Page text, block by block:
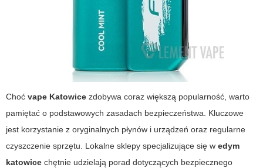
Choć vape Katowice zdobywa coraz większą popularność, warto
pamiętać o podstawowych zasadach bezpieczeństwa. Kluczowe
jest korzystanie z oryginalnych płynów i urządzeń oraz regularne
czyszczenie sprzętu. Lokalne sklepy specjalizujące się w edym
katowice chętnie udzielają porad dotyczących bezpiecznego